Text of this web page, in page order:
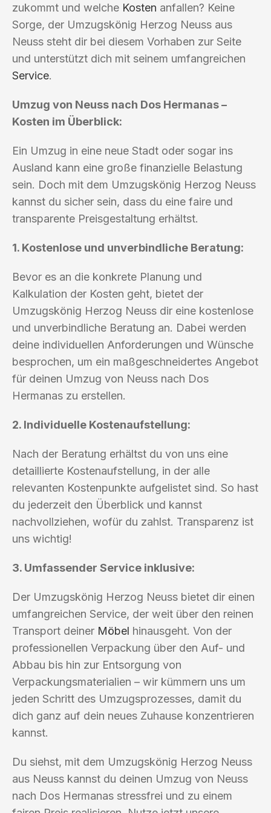
zukommt und welche Kosten anfallen? Keine
Sorge, der Umzugskönig Herzog Neuss aus
Neuss steht dir bei diesem Vorhaben zur Seite
und unterstützt dich mit seinem umfangreichen
Service.
Umzug von Neuss nach Dos Hermanas –
Kosten im Überblick:
Ein Umzug in eine neue Stadt oder sogar ins
Ausland kann eine große finanzielle Belastung
sein. Doch mit dem Umzugskönig Herzog Neuss
kannst du sicher sein, dass du eine faire und
transparente Preisgestaltung erhältst.
1. Kostenlose und unverbindliche Beratung:
Bevor es an die konkrete Planung und
Kalkulation der Kosten geht, bietet der
Umzugskönig Herzog Neuss dir eine kostenlose
und unverbindliche Beratung an. Dabei werden
deine individuellen Anforderungen und Wünsche
besprochen, um ein maßgeschneidertes Angebot
für deinen Umzug von Neuss nach Dos
Hermanas zu erstellen.
2. Individuelle Kostenaufstellung:
Nach der Beratung erhältst du von uns eine
detaillierte Kostenaufstellung, in der alle
relevanten Kostenpunkte aufgelistet sind. So hast
du jederzeit den Überblick und kannst
nachvollziehen, wofür du zahlst. Transparenz ist
uns wichtig!
3. Umfassender Service inklusive:
Der Umzugskönig Herzog Neuss bietet dir einen
umfangreichen Service, der weit über den reinen
Transport deiner Möbel hinausgeht. Von der
professionellen Verpackung über den Auf- und
Abbau bis hin zur Entsorgung von
Verpackungsmaterialien – wir kümmern uns um
jeden Schritt des Umzugsprozesses, damit du
dich ganz auf dein neues Zuhause konzentrieren
kannst.
Du siehst, mit dem Umzugskönig Herzog Neuss
aus Neuss kannst du deinen Umzug von Neuss
nach Dos Hermanas stressfrei und zu einem